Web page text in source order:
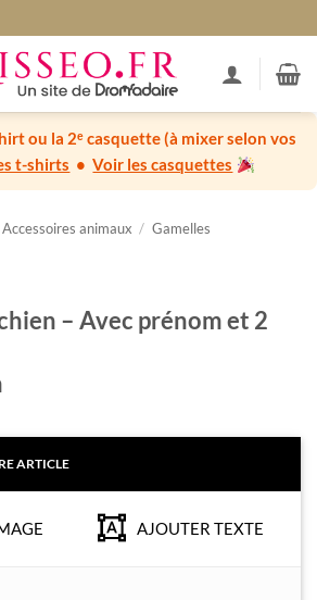
ou la 2ᵉ casquette(à mixer selon vos
t-shirts •Voir les casquettes
Accessoires animaux / Gamelles
– Avec prénom et 2
AJOUTER TEXTE